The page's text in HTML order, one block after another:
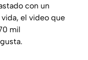
con un
el video que
mil